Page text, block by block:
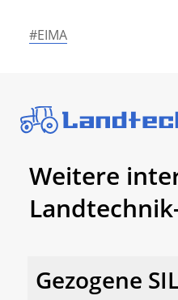
#EIMA
Weitere
Gezogene